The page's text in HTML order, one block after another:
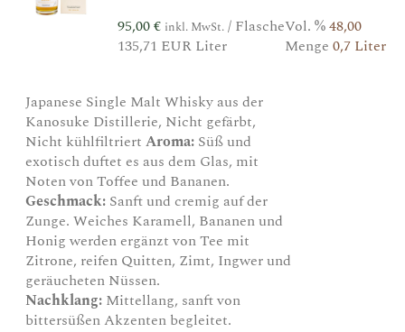
95,00€ inkl. MwSt. / Flasche
135,71 EUR Liter
Vol. %48,00
Menge0,7 Liter
Japanese Single Malt Whisky aus der
Kanosuke Distillerie, Nicht gefärbt,
Nicht kühlfiltriertAroma: Süß und
exotisch duftet es aus dem Glas, mit
Noten von Toffee und Bananen.
Geschmack: Sanft und cremig auf der
Zunge. Weiches Karamell, Bananen und
Honig werden ergänzt von Tee mit
Zitrone, reifen Quitten, Zimt, Ingwer und
geräucheten Nüssen.
Nachklang: Mittellang, sanft von
bittersüßen Akzenten begleitet.